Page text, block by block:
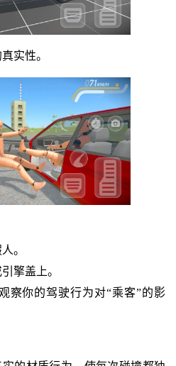
实性。
。
擎盖上。
察你的驾驶行为对“乘客”的影